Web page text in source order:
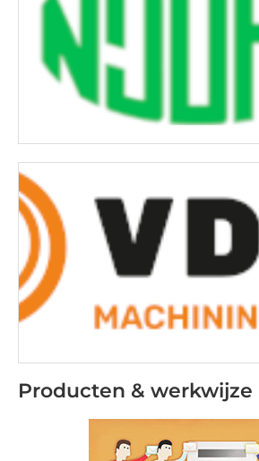
Producten & werkwijze